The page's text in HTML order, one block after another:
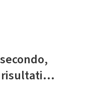
risultati...